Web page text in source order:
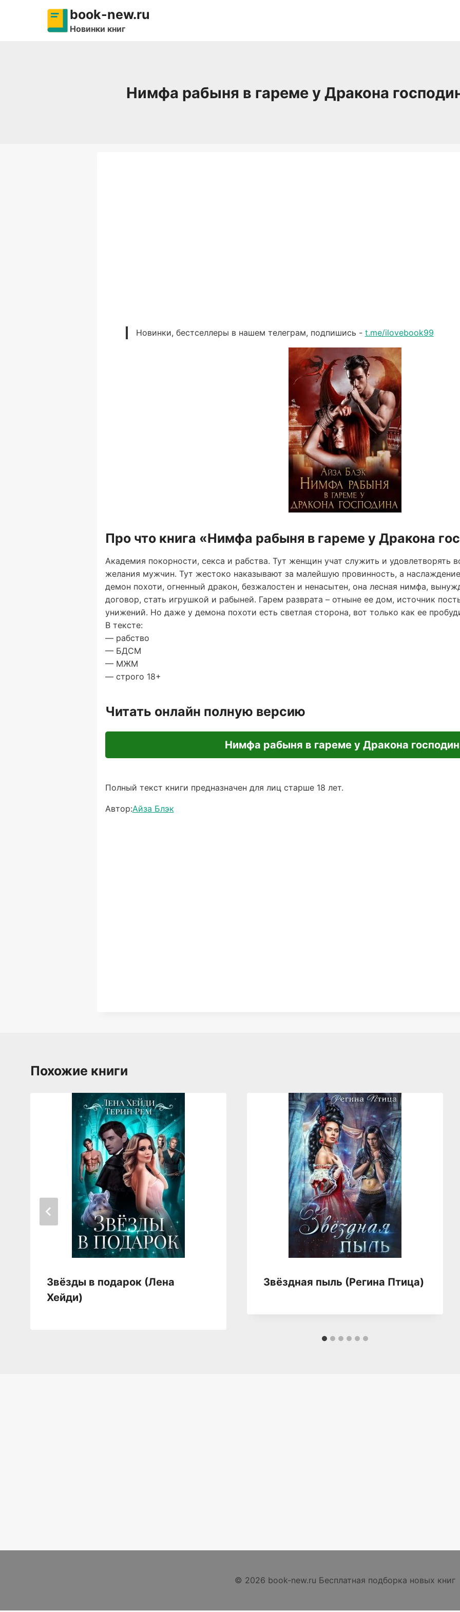
содержимому
book-new.ru
Новинки книг
Нимфа рабыня в гареме у Дракона
Новинки, бестселлеры в нашем телеграм, подпишись - t.me/ilovebook99
Про что книга «Нимфа рабыня в гареме у Дракона
Академия покорности, секса и рабства. Тут женщин учат служить и удовлетворять
желания мужчин. Тут жестоко наказывают за малейшую провинность, а
демон похоти, огненный дракон, безжалостен и ненасытен, она лесная нимфа,
договор, стать игрушкой и рабыней. Гарем разврата – отныне ее дом, источник
унижений. Но даже у демона похоти есть светлая сторона, вот только как ее
В тексте:
— рабство
— БДСМ
— МЖМ
— строго 18+
Читать онлайн полную версию
Нимфа рабыня в гареме у Дракона
Полный текст книги предназначен для лиц старше 18 лет.
Автор:Айза Блэк
Похожие книги
Звёзды в подарок (Лена
Хейди)
Звёздная пыль (Регина Птица)
© 2026 book-new.ru Бесплатная подборка новых книг